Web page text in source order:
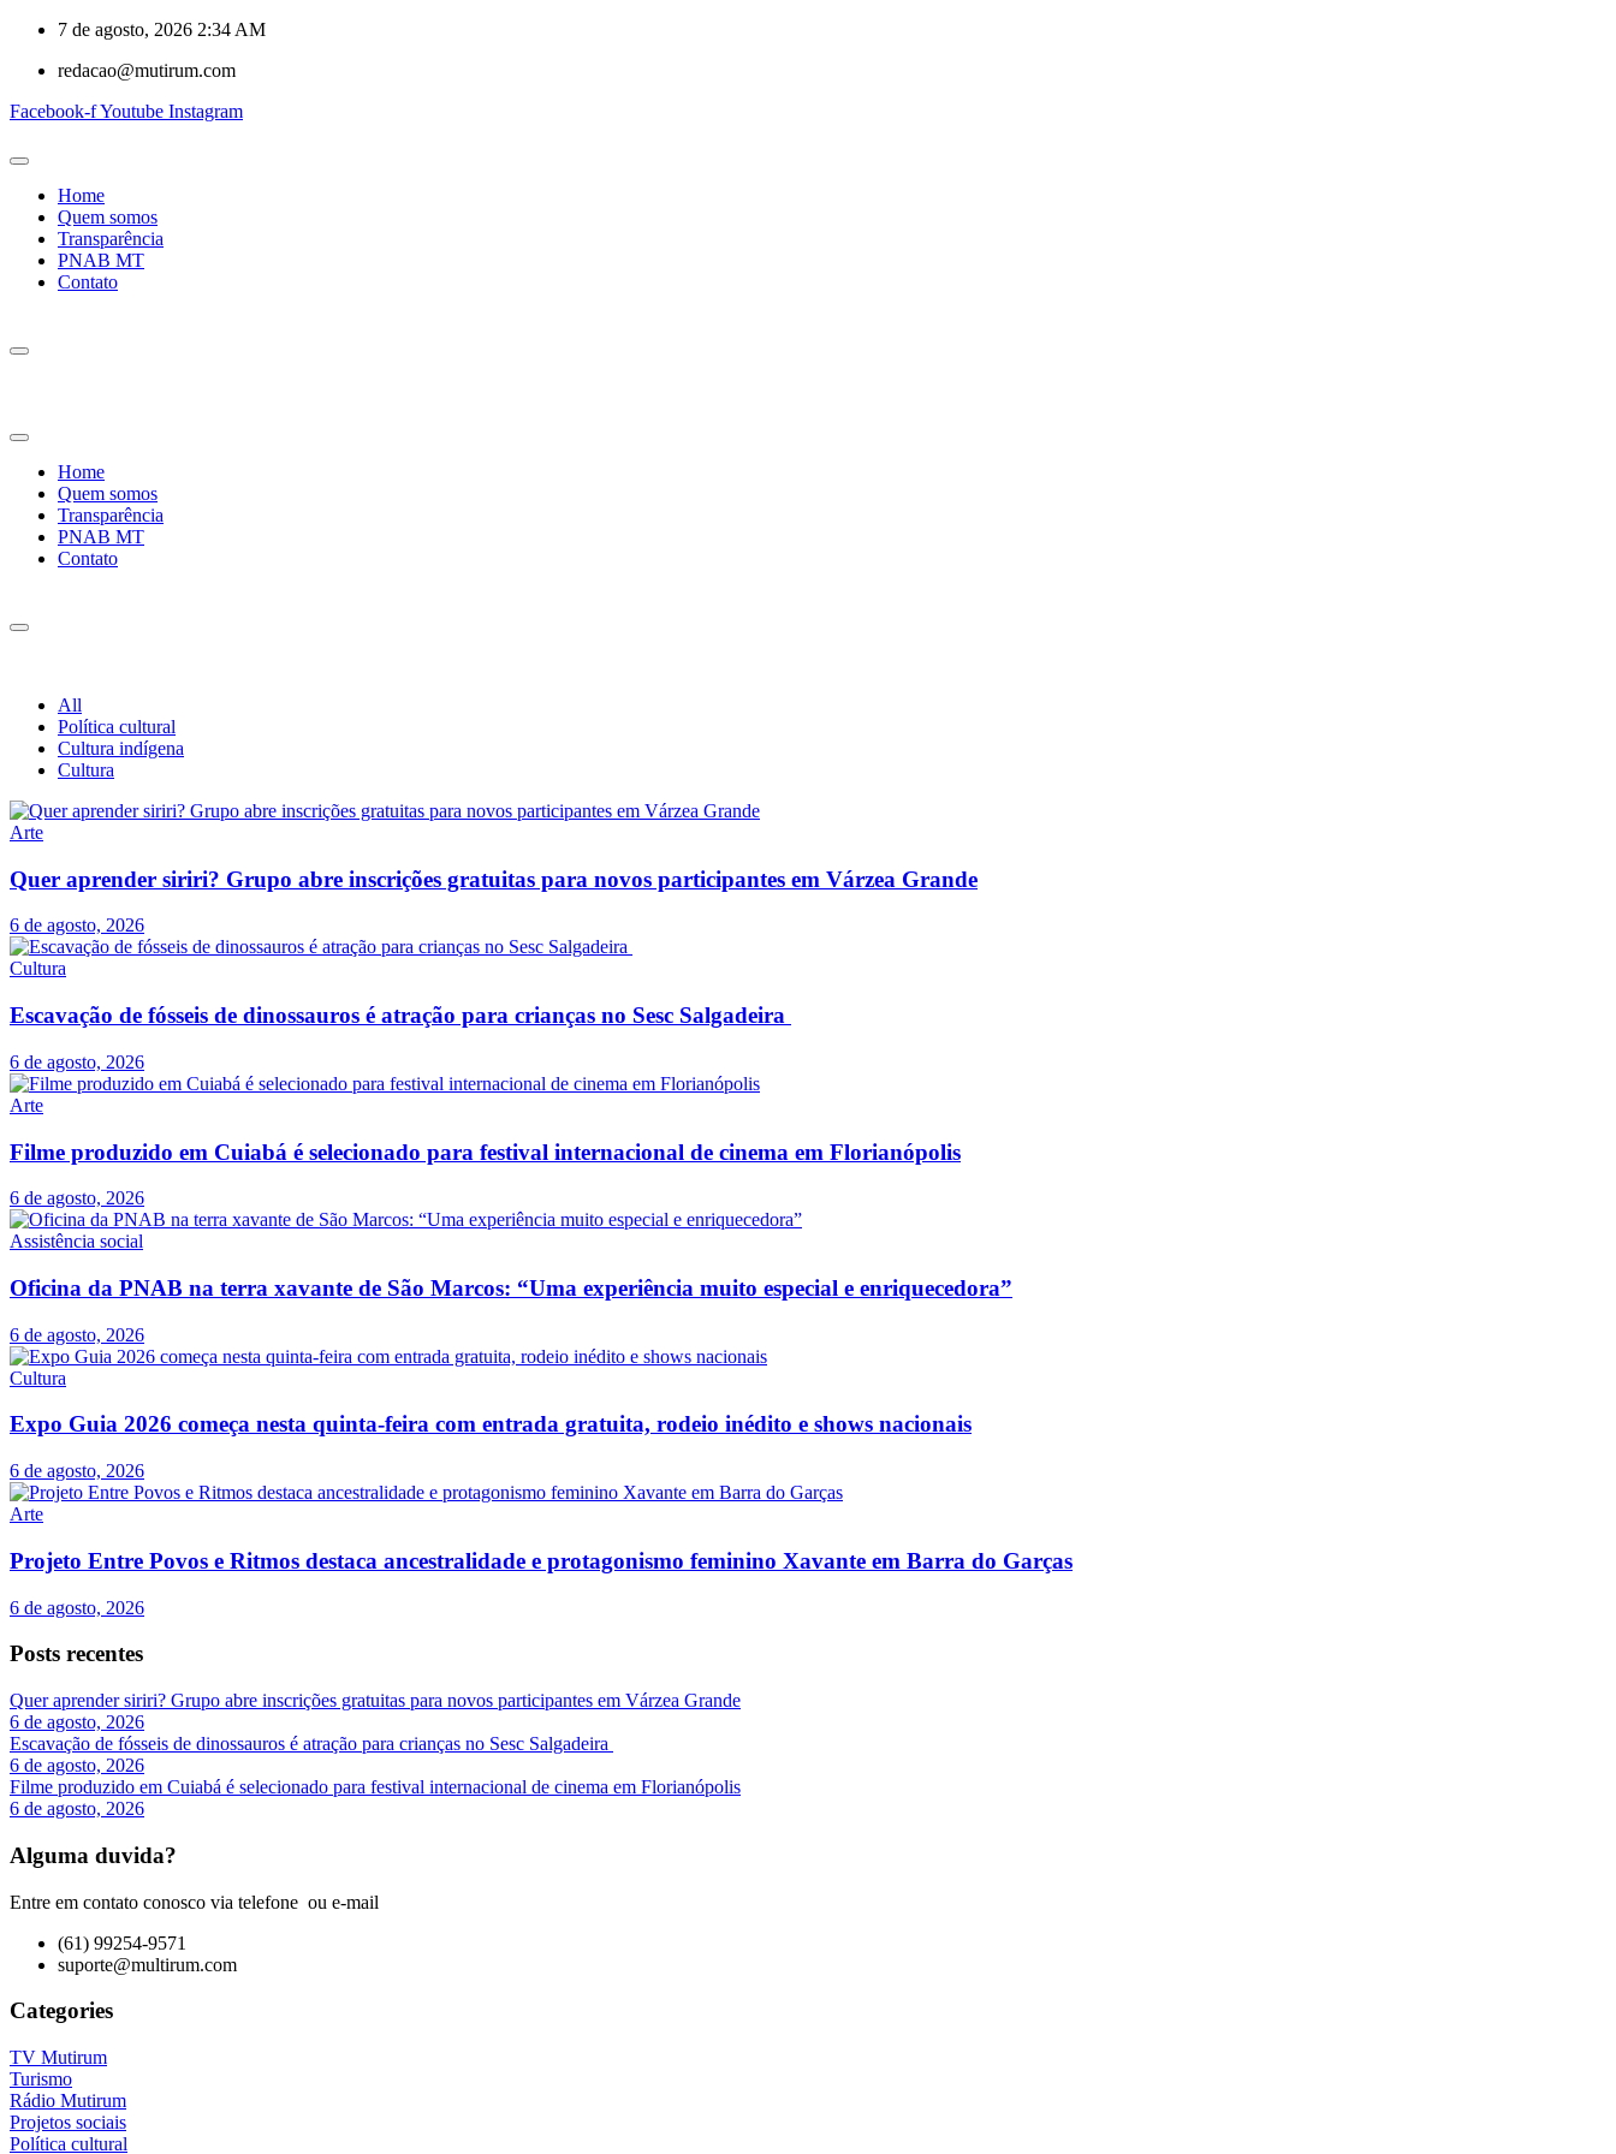
7 de agosto, 2026 2:34 AM
redacao@mutirum.com
Facebook-fYoutube Instagram
Home
Quem somos
Transparência
PNAB MT
Contato
Home
Quem somos
Transparência
PNAB MT
Contato
All
Política cultural
Cultura indígena
Cultura
Arte
Quer aprender siriri? Grupo abre inscrições gratuitas para novos participantes em Várzea Grande
6 de agosto, 2026
Cultura
Escavação de fósseis de dinossauros é atração para crianças no Sesc Salgadeira
6 de agosto, 2026
Arte
Filme produzido em Cuiabá é selecionado para festival internacional de cinema em Florianópolis
6 de agosto, 2026
Assistência social
Oficina da PNAB na terra xavante de São Marcos: “Uma experiência muito especial e enriquecedora”
6 de agosto, 2026
Cultura
Expo Guia 2026 começa nesta quinta-feira com entrada gratuita, rodeio inédito e shows nacionais
6 de agosto, 2026
Arte
Projeto Entre Povos e Ritmos destaca ancestralidade e protagonismo feminino Xavante em Barra do Garças
6 de agosto, 2026
Posts recentes
Quer aprender siriri? Grupo abre inscrições gratuitas para novos participantes em Várzea Grande
6 de agosto, 2026
Escavação de fósseis de dinossauros é atração para crianças no Sesc Salgadeira
6 de agosto, 2026
Filme produzido em Cuiabá é selecionado para festival internacional de cinema em Florianópolis
6 de agosto, 2026
Alguma duvida?
Entre em contato conosco via telefone ou e-mail
(61) 99254-9571
suporte@multirum.com
Categories
TV Mutirum
Turismo
Rádio Mutirum
Projetos sociais
Política cultural